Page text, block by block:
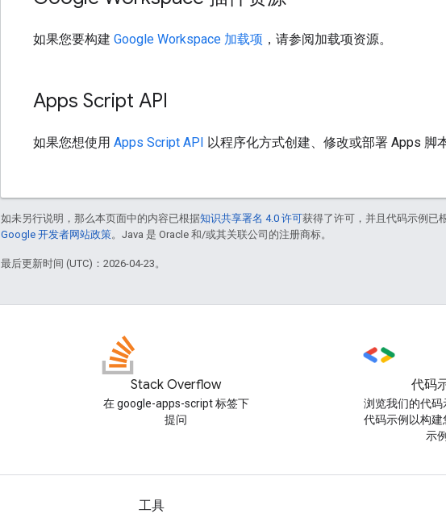
如果您要构建 Google Workspace 加载项 ，请参阅加载项资源。
Apps Script API
如果您想使用 Apps Script API 以程序化方式创建、修改或部署 Apps 脚
如未另行说明，那么本页面中的内容已根据知识共享署名 4.0 许可获得了许可，并且代码示例已
Google 开发者网站政策。Java 是 Oracle 和/或其关联公司的注册商标。
最后更新时间 (UTC)：2026-04-23。
Stack Overflow
在 google-apps-script 标签下
提问
代码
浏览我们的代码
代码示例以构
示例
工具